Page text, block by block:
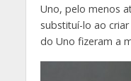
Uno, pelo menos
substituí-lo ao
do Uno fizeram a